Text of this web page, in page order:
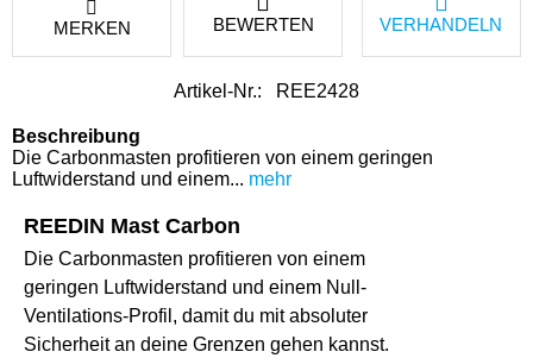
MERKEN BEWERTEN VERHANDELN
Artikel-Nr.: REE2428
Beschreibung
Die Carbonmasten profitieren von einem geringen
Luftwiderstand und einem... mehr
REEDIN Mast Carbon
Die Carbonmasten profitieren von einem
geringen Luftwiderstand und einem Null-
Ventilations-Profil, damit du mit absoluter
Sicherheit an deine Grenzen gehen kannst.